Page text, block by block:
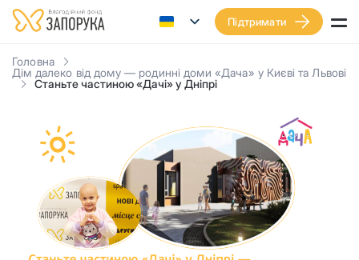
Підтримати
Головна
Дім далеко від дому — родинні доми «Дача» у Києві та Львові
Станьте частиною «Дачі» у Дніпрі